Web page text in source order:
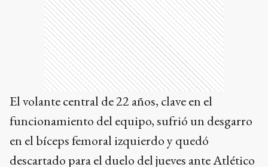
El volante central de 22 años, clave en el
funcionamiento del equipo, sufrió un desgarro
en el bíceps femoral izquierdo y quedó
descartado para el duelo del jueves ante Atlético